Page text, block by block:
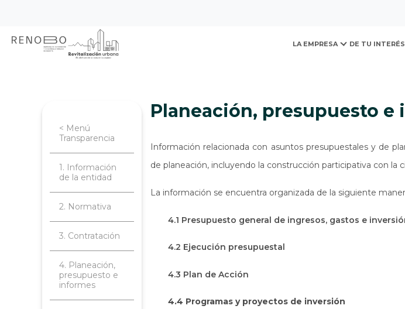
contenido
Sitio Web Empresa de Renovación y
LA EMPRESA DE TU INTERÉS
< Menú
Transparencia
1. Información
de la entidad
2. Normativa
3. Contratación
4. Planeación,
presupuesto e
informes
Planeación, presupuesto
Información relacionada con asuntos presupuestales y de
de planeación, incluyendo la construcción participativa con la
La información se encuentra organizada de la siguiente
4.1 Presupuesto general de ingresos, gastos e
4.2 Ejecución presupuestal
4.3 Plan de Acción
4.4 Programas y proyectos de inversión